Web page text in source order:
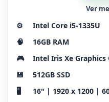
Ver
⚙️
Intel Core i5-1335U
🧠
16GB RAM
🎮
Intel Iris Xe Graphics
💾
512GB SSD
🖥️
16" | 1920 x 1200 |